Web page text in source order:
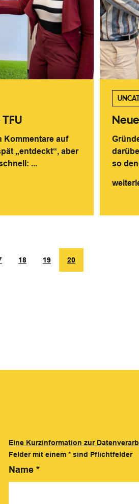
Kommentare auf
„entdeckt“, aber
...
so
18 19 20
Eine Kurzinformation zur
Felder mit einem * sind Pflichtfelder
Name *